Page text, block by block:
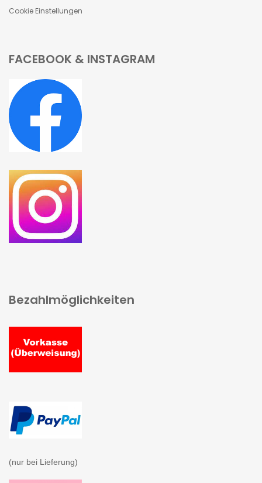
Cookie Einstellungen
FACEBOOK & INSTAGRAM
Bezahlmöglichkeiten
(nur bei Lieferung)